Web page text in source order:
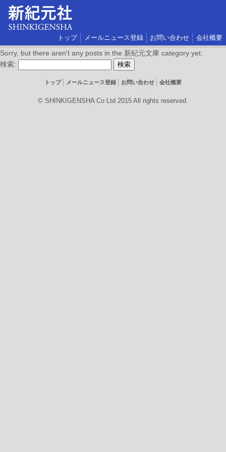
トップ メールニュース登録 お問い合わせ 会社概要
Sorry, but there aren't any posts in the 新紀元文庫 category yet.
検索:
トップ メールニュース登録 お問い合わせ 会社概要
© SHINKIGENSHA Co Ltd 2015 All rights reserved.